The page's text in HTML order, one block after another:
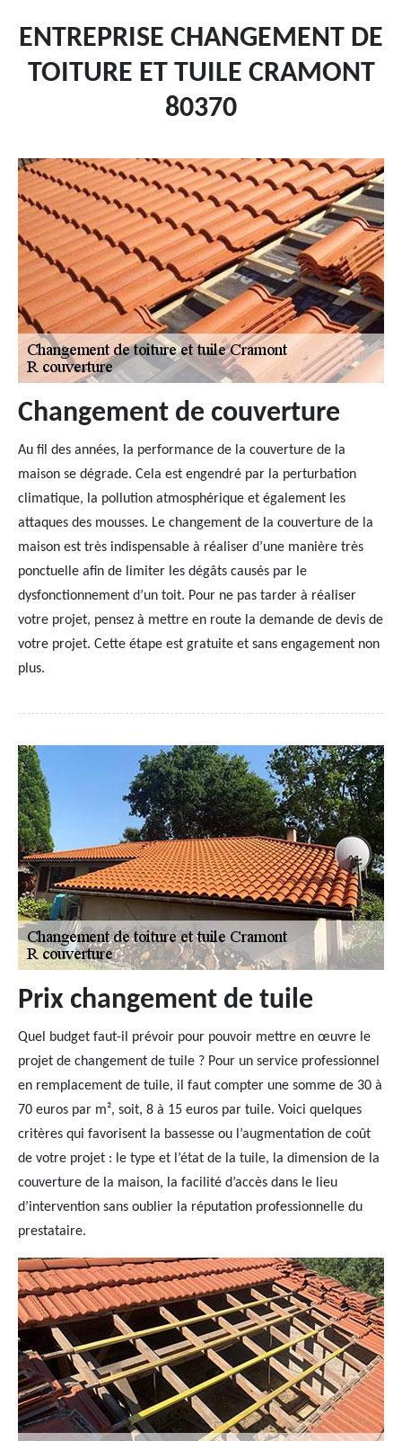
ENTREPRISE CHANGEMENT DE
TOITURE ET TUILE CRAMONT
80370
Changement de couverture
Au fil des années, la performance de la couverture de la
maison se dégrade. Cela est engendré par la perturbation
climatique, la pollution atmosphérique et également les
attaques des mousses. Le changement de la couverture de la
maison est très indispensable à réaliser d’une manière très
ponctuelle afin de limiter les dégâts causés par le
dysfonctionnement d’un toit. Pour ne pas tarder à réaliser
votre projet, pensez à mettre en route la demande de devis de
votre projet. Cette étape est gratuite et sans engagement non
plus.
Prix changement de tuile
Quel budget faut-il prévoir pour pouvoir mettre en œuvre le
projet de changement de tuile ? Pour un service professionnel
en remplacement de tuile, il faut compter une somme de 30 à
70 euros par m², soit, 8 à 15 euros par tuile. Voici quelques
critères qui favorisent la bassesse ou l’augmentation de coût
de votre projet : le type et l’état de la tuile, la dimension de la
couverture de la maison, la facilité d’accès dans le lieu
d’intervention sans oublier la réputation professionnelle du
prestataire.